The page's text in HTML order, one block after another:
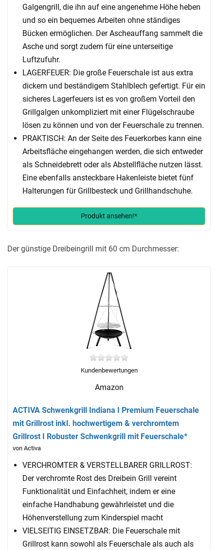
Galgengrill, die ihn auf eine angenehme Höhe heben
und so ein bequemes Arbeiten ohne ständiges
Bücken ermöglichen. Der Ascheauffang sammelt die
Asche und sorgt zudem für eine unterseitige
Luftzufuhr.
LAGERFEUER: Die große Feuerschale ist aus extra
dickem und beständigem Stahlblech gefertigt. Für ein
sicheres Lagerfeuers ist es von großem Vorteil den
Grillgalgen unkompliziert mit einer Flügelschraube
lösen zu können und von der Feuerschale zu trennen.
PRAKTISCH: An der Seite des Feuerkorbes kann eine
Arbeitsfläche eingehangen werden, die sich entweder
als Schneidebrett oder als Abstellfläche nutzen lässt.
Eine ebenfalls ansteckbare Hakenleiste bietet fünf
Halterungen für Grillbesteck und Grillhandschuhe.
Produkt ansehen!*
Der günstige Dreibeingrill mit 60 cm Durchmesser:
Kundenbewertungen
Amazon
ACTIVA Schwenkgrill Indiana I Premium Feuerschale
mit Grillrost inkl. hochwertigem & verchromtem
Grillrost I Robuster Schwenkgrill mit Feuerschale*
von Activa
VERCHROMTER & VERSTELLBARER GRILLROST:
Der verchromte Rost des Dreibein Grill vereint
Funktionalität und Einfachheit, indem er eine
einfache Handhabung gewährleistet und die
Höhenverstellung zum Kinderspiel macht
VIELSEITIG EINSETZBAR: Die Feuerschale mit
Grillrost kann sowohl als Feuerschale als auch als